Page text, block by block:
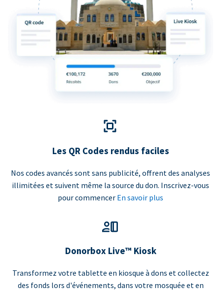
Les QR Codes rendus faciles
Nos codes avancés sont sans publicité, offrent des analyses
illimitées et suivent même la source du don. Inscrivez-vous
pour commencer En savoir plus
Donorbox Live™ Kiosk
Transformez votre tablette en kiosque à dons et collectez
des fonds lors d'événements, dans votre mosquée et en